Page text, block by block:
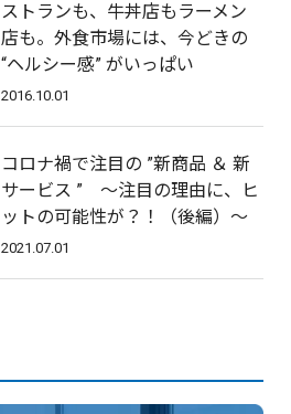
ストランも、牛丼店もラーメン
店も。外食市場には、今どきの
“ヘルシー感” がいっぱい
2016.10.01
コロナ禍で注目の ”新商品 ＆ 新
サービス ” 〜注目の理由に、ヒ
ットの可能性が？！（後編）〜
2021.07.01